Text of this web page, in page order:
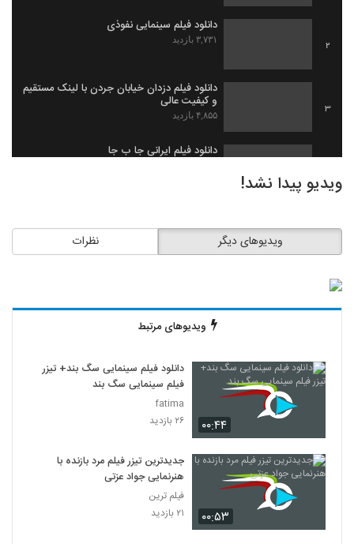
2
دانلود فیلم سینمایی نفوذی
۳,۷۳۱ بازدید
3
دانلود فیلم دزدان خیابان جردن با لینک مستقیم
و کیفیت عالی
۴,۸۵۵ بازدید
دانلود فیلم ایرانی جا ب جا
جرموز
دانلود فیلم بیچاره ها
دانلود فیلم این زن ها ساخته عباس رزیجی
۳,۲۰۳ بازدید
دانلود فیلم ایرانی کلاغ پر
دانلود فیلم چراغی در مه به کارگردانی پناه بر خدا
ویدیو پیدا نشد!
نظرات ویدیوهای دیگر
ویدیوهای مرتبط
۰۰:۴۴
دانلود فیلم سینمایی سگ بند+ تیزر
فیلم سینمایی سگ بند
fatima
۲۶ بازدید
۰۰:۵۳
جدیدترین تیزر فیلم مرد بازنده با
هنرنمایی جواد عزتی
فیلم ترین
۲۱ بازدید